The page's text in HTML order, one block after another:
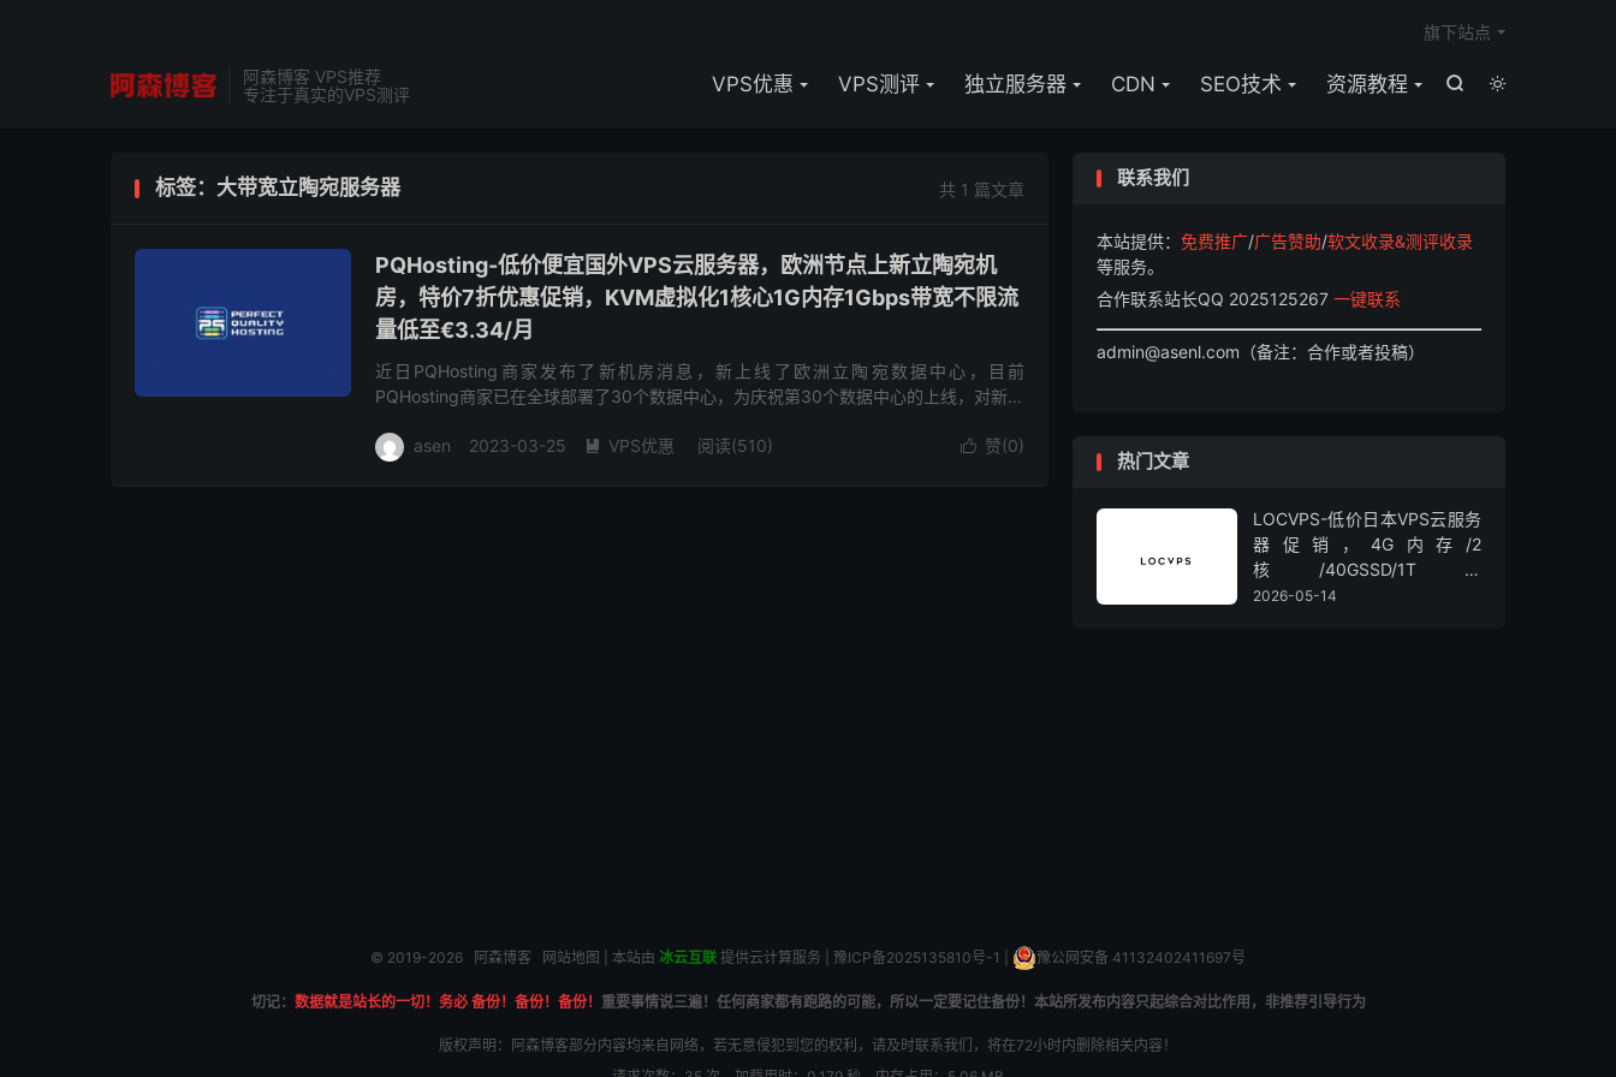
阿森博客 VPS推荐
专注于真实的VPS测评


VPS优惠 VPS测评 独立服务器 CDN SEO技术 资源教程
旗下站点
共 1 篇文章
标签：大带宽立陶宛服务器
PQHosting-低价便宜国外VPS云服务器，欧洲节点上新立陶宛机
房，特价7折优惠促销，KVM虚拟化1核心1G内存1Gbps带宽不限流
量低至€3.34/月
近日PQHosting商家发布了新机房消息，新上线了欧洲立陶宛数据中心，目前
PQHosting商家已在全球部署了30个数据中心，为庆祝第30个数据中心的上线，对新上
 赞(0)
asen 2023-03-25  VPS优惠 阅读(510)
联系我们
本站提供： 免费推广/广告赞助/软文收录&测评收录
等服务。
合作联系站长QQ 2025125267 一键联系
admin@asenl.com（备注：合作或者投稿）
热门文章
LOCVPS-低价日本VPS云服务
器促销，4G内存/2
核/40GSSD/1T流
量/450Mbps带宽，低至36元/
2026-05-14
© 2019-2026 阿森博客 网站地图 | 本站由 冰云互联 提供云计算服务 | 豫ICP备2025135810号-1 豫公网安备 41132402411697号
切记： 数据就是站长的一切！务必 备份！备份！备份！ 重要事情说三遍！任何商家都有跑路的可能，所以一定要记住备份！本站所发布内容只起综合对比作用，非推荐引导行为
版权声明：阿森博客部分内容均来自网络，若无意侵犯到您的权利，请及时联系我们，将在72小时内删除相关内容！